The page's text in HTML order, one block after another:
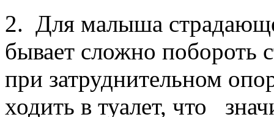
2. Для малыша
бывает сложно побороть
при затруднительном
ходить в туалет, что